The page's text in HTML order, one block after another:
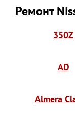
Ремонт
350Z
AD
Almera